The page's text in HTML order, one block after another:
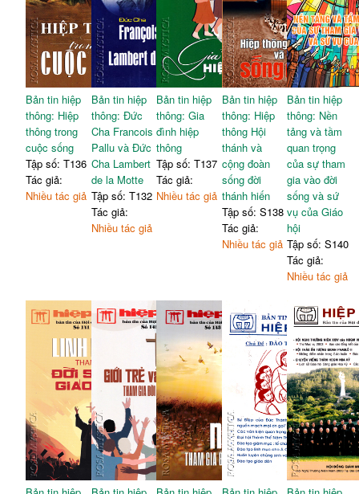
Bản tin hiệp
thông: Hiệp
thông trong
cuộc sống
Tập số: T136
Tác giả:
Nhiều tác giả
Bản tin hiệp
thông: Đức
Cha Francois
Pallu và Đức
Cha Lambert
de la Motte
Tập số: T132
Tác giả:
Nhiều tác giả
Bản tin hiệp
thông: Gia
đình hiệp
thông
Tập số: T137
Tác giả:
Nhiều tác giả
Bản tin hiệp
thông: Hiệp
thông Hội
thánh và
cộng đoàn
sống đời
thánh hiến
Tập số: S138
Tác giả:
Nhiều tác giả
Bản tin hiệp
thông: Nền
tảng và tầm
quan trọng
của sự tham
gia vào đời
sống và sứ
vụ của Giáo
hội
Tập số: S140
Tác giả:
Nhiều tác giả